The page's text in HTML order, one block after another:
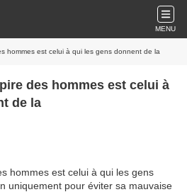
MENU
hommes est celui à qui les gens donnent de la
des hommes est celui à
de la
hommes est celui à qui les gens
uniquement pour éviter sa mauvaise